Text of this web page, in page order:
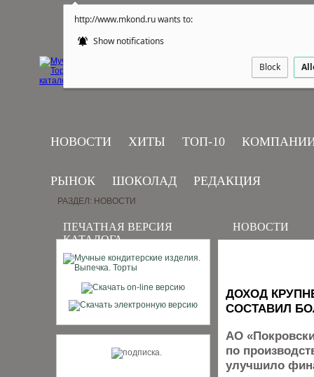
http://www.mkond.ru wants to:
Show notifications
Block
НОВОСТИ ХИТЫ ТОП-10
РЫНОК ШОКОЛАД РЕДАКЦИЯ
ПЕЧАТНАЯ ВЕРСИЯ
КАТАЛОГА
РАЗДЕЛ: НОВОСТИ
НОВОСТИ
ДОХОД
СОСТАВИЛ
АО
по
улучшило